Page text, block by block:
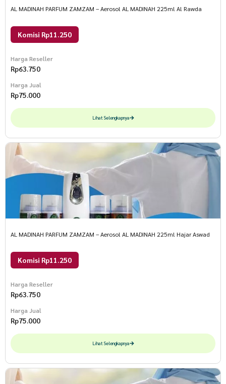
AL MADINAH PARFUM ZAMZAM – Aerosol AL MADINAH 225ml Al Rawda
Komisi Rp11.250
Harga Reseller
Rp63.750
Harga Jual
Rp75.000
Lihat Selengkapnya
AL MADINAH PARFUM ZAMZAM – Aerosol AL MADINAH 225ml Hajar Aswad
Komisi Rp11.250
Harga Reseller
Rp63.750
Harga Jual
Rp75.000
Lihat Selengkapnya